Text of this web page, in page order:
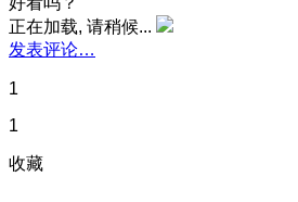
正在加载, 请稍候...
发表评论…
1
1
收藏